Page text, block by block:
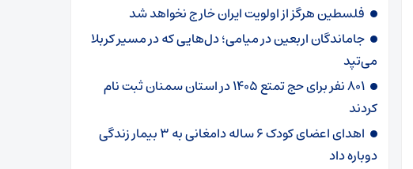
فلسطین هرگز از اولویت ایران خارج نخواهد شد
جاماندگان اربعین در میامی؛ دل‌هایی که در مسیر کربلا
می‌تپد
۸۰۱ نفر برای حج تمتع ۱۴۰۵ در استان سمنان ثبت نام
کردند
اهدای اعضای کودک ۶ ساله دامغانی به ۳ بیمار زندگی
دوباره داد